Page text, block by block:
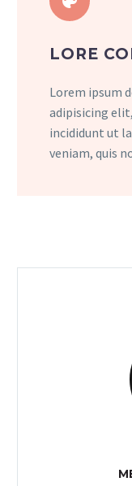
LORE
Lorem ipsum
adipisicing
incididunt ut
veniam, quis